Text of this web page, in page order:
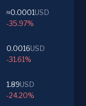
≈0.0001USD
-35.97%
0.0016USD
-31.61%
1.89USD
-24.20%